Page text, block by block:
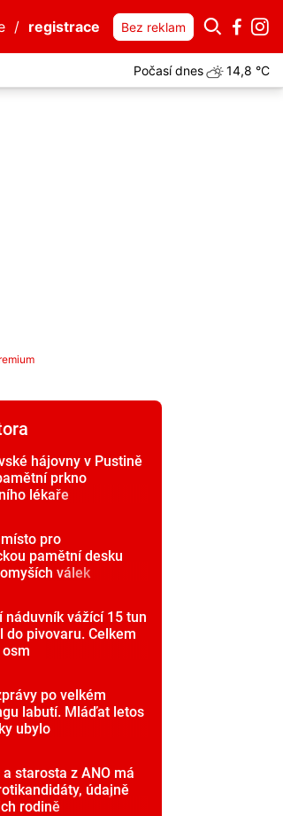
/ registrace Bez reklam
Počasí dnes 14,8 °C
hájovny v Pustině
prkno
lékaře
pro
pamětní desku
válek
náduvník vážící 15 tun
do pivovaru. Celkem
po velkém
labutí. Mláďat letos
ubylo
starosta z ANO má
údajně
rodině